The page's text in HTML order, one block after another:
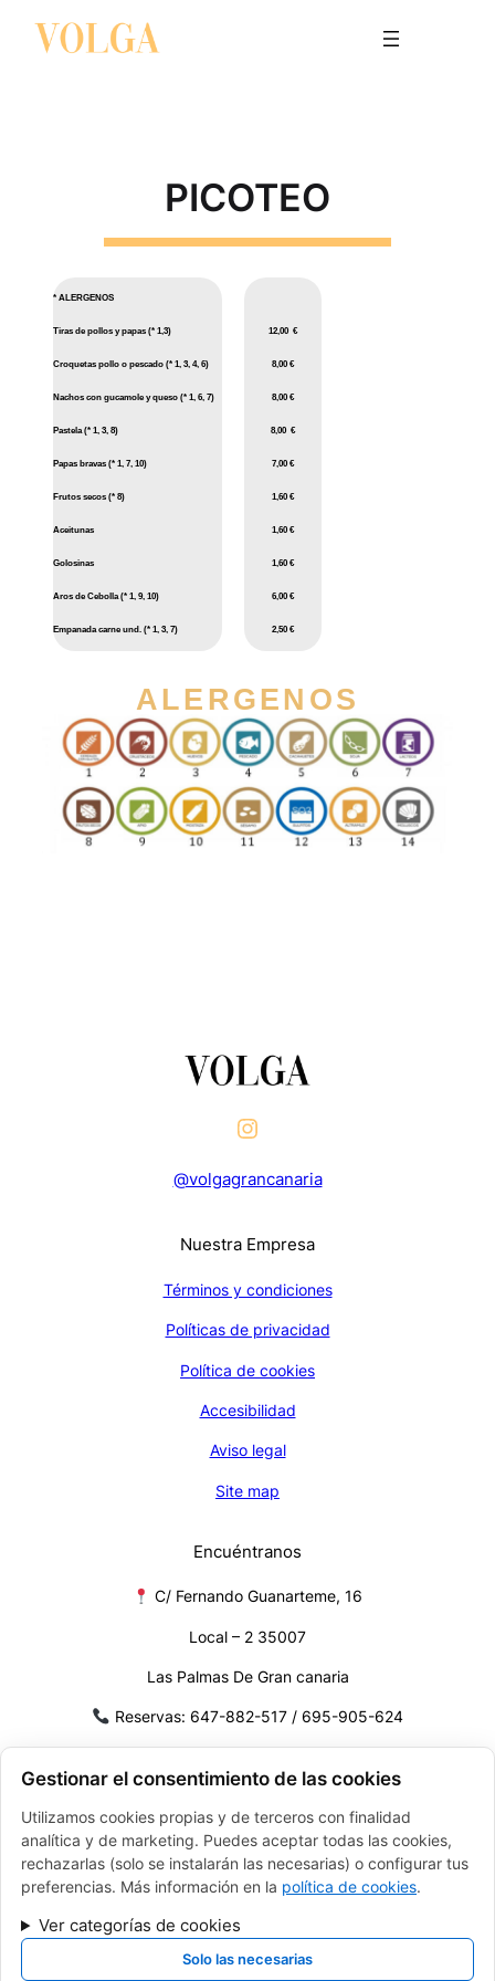
PICOTEO
* ALERGENOS
Tiras de pollos y papas (* 1,3)
Croquetas pollo o pescado (* 1, 3, 4, 6)
Nachos con gucamole y queso (* 1, 6, 7)
Pastela (* 1, 3, 8)
Papas bravas (* 1, 7, 10)
Frutos secos (* 8)
Aceitunas
Golosinas
Aros de Cebolla (* 1, 9, 10)
Empanada carne und. (* 1, 3, 7)
12,00 €
8,00 €
8,00 €
8,00 €
7,00 €
1,60 €
1,60 €
1,60 €
6,00 €
2,50 €
ALERGENOS
@volgagrancanaria
Nuestra Empresa
Términos y condiciones
Políticas de privacidad
Política de cookies
Accesibilidad
Aviso legal
Site map
Encuéntranos
C/ Fernando Guanarteme, 16
Local – 2 35007
Las Palmas De Gran canaria
Reservas: 647-882-517 / 695-905-624
FINANCIADO POR LA UNIÓN EUROPEA CON EL PROGRAMA
KIT DIGITAL POR LOS FONDOS NEXT GENERATION (EU) DEL
MECANISMO DE RECUPERACIÓN Y RESILENCIA
Gestionar el consentimiento de las cookies
Utilizamos cookies propias y de terceros con finalidad
analítica y de marketing. Puedes aceptar todas las cookies,
rechazarlas (solo se instalarán las necesarias) o configurar tus
preferencias. Más información en la política de cookies.
Ver categorías de cookies
Solo las necesarias